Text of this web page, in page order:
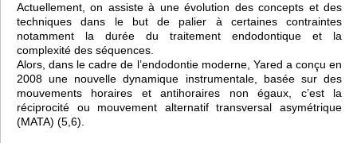
Actuellement, on assiste à une évolution des concepts et des
techniques dans le but de palier à certaines contraintes
notamment la durée du traitement endodontique et la
complexité des séquences.
Alors, dans le cadre de l’endodontie moderne, Yared a conçu en
2008 une nouvelle dynamique instrumentale, basée sur des
mouvements horaires et antihoraires non égaux, c’est la
réciprocité ou mouvement alternatif transversal asymétrique
(MATA) (5,6).